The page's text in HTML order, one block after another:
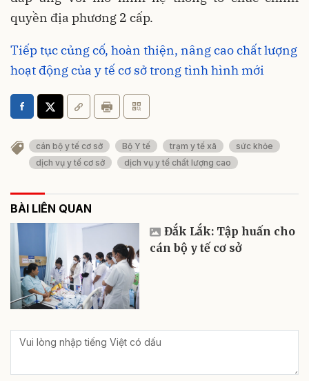
quyền địa phương 2 cấp.
Tiếp tục củng cố, hoàn thiện, nâng cao chất lượng
hoạt động của y tế cơ sở trong tình hình mới
cán bộ y tế cơ sở Bộ Y tế trạm y tế xã
sức khỏe
dịch vụ y tế cơ sở
dịch vụ y tế chất lượng cao
BÀI LIÊN QUAN
Đắk Lắk: Tập huấn cho
cán bộ y tế cơ sở